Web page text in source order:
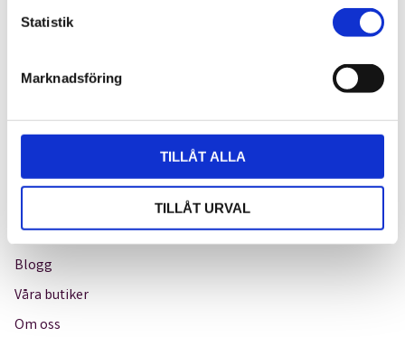
Statistik
Marknadsföring
TILLÅT ALLA
TILLÅT URVAL
Nyheter
Börja laga thaimat
Thailaan
Råd & tips
Blogg
Våra butiker
Om oss